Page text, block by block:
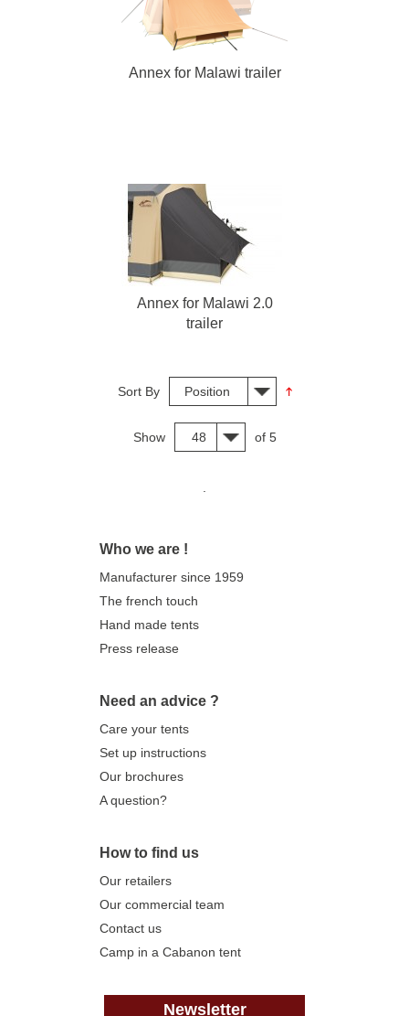
Annex for Malawi trailer
Annex for Malawi 2.0
trailer
Sort By Position
Show 48 of 5
Who we are !
Manufacturer since 1959
The french touch
Hand made tents
Press release
Need an advice ?
Care your tents
Set up instructions
Our brochures
A question?
How to find us
Our retailers
Our commercial team
Contact us
Camp in a Cabanon tent
Newsletter